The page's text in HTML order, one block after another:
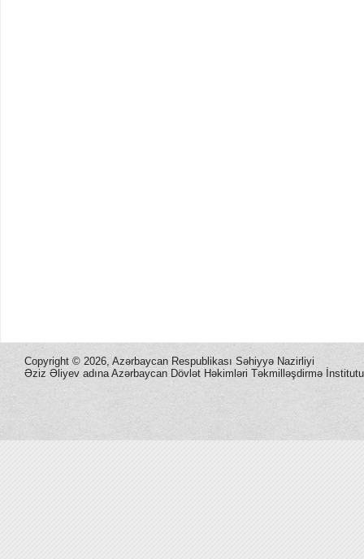
Copyright © 2026, Azərbaycan Respublikası Səhiyyə Nazirliyi
Əziz Əliyev adına Azərbaycan Dövlət Həkimləri Təkmilləşdirmə İnstitutu